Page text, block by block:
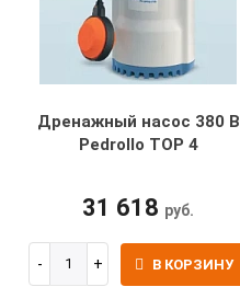
Дренажный насос 380 В
Pedrollo TOP 4
31 618 руб.
В КОРЗИНУ